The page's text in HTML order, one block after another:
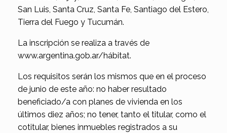
San Luis, Santa Cruz, Santa Fe, Santiago del Estero,
Tierra del Fuego y Tucumán.
La inscripción se realiza a través de
www.argentina.gob.ar/hábitat.
Los requisitos serán los mismos que en el proceso
de junio de este año: no haber resultado
beneficiado/a con planes de vivienda en los
últimos diez años; no tener, tanto el titular, como el
cotitular, bienes inmuebles registrados a su